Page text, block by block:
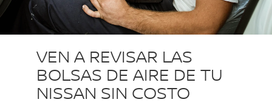
VEN A REVISAR LAS
BOLSAS DE AIRE DE TU
NISSAN SIN COSTO